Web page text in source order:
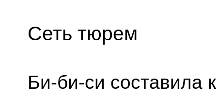
Сеть тюрем
Би-би-си составила